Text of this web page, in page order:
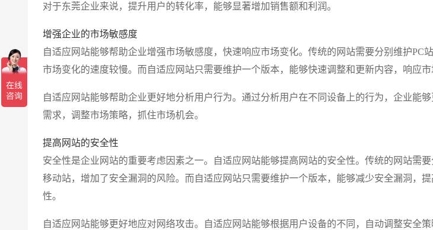
对于东莞企业来说，提升用户的转化率，能够显著增加销售额和利润。
增强企业的市场敏感度
自适应网站能够帮助企业增强市场敏感度，快速响应市场变化。传统的网站需要分别维护PC
市场变化的速度较慢。而自适应网站只需要维护一个版本，能够快速调整和更新内容，响应市
自适应网站能够帮助企业更好地分析用户行为。通过分析用户在不同设备上的行为，企业能
需求，调整市场策略，抓住市场机会。
提高网站的安全性
安全性是企业网站的重要考虑因素之一。自适应网站能够提高网站的安全性。传统的网站需要
移动站，增加了安全漏洞的风险。而自适应网站只需要维护一个版本，能够减少安全漏洞，
性。
自适应网站能够更好地应对网络攻击。自适应网站能够根据用户设备的不同，自动调整安全